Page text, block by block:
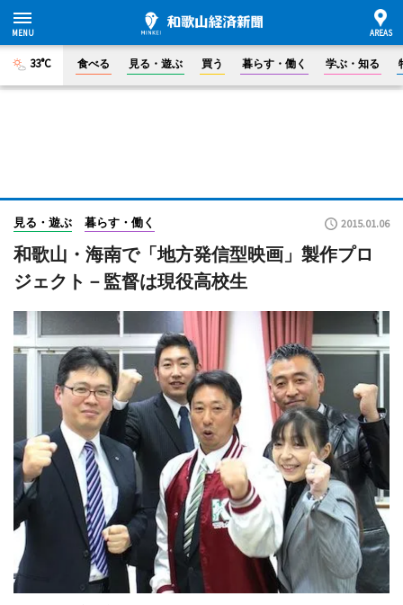
33°C 食べる 見る・遊ぶ 買う 暮らす・働く 学ぶ・知る
見る・遊ぶ 暮らす・働く 2015.01.06
和歌山・海南で「地方発信型映画」製作プロ
ジェクト－監督は現役高校生